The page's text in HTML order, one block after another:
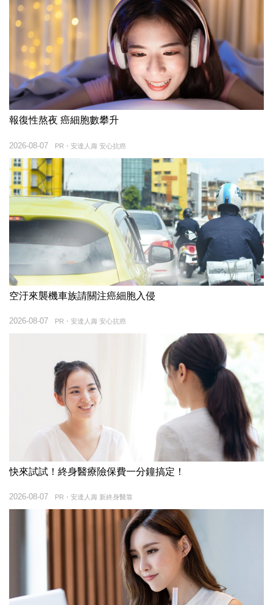
報復性熬夜 癌細胞數攀升
PR・安達人壽 安心抗癌
2026-08-07
空汙來襲機車族請關注癌細胞入侵
PR・安達人壽 安心抗癌
2026-08-07
快來試試！終身醫療險保費一分鐘搞定！
PR・安達人壽 新終身醫靠
2026-08-07